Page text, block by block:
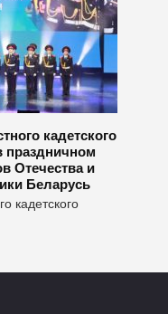
кадетского
праздничном
Отечества и
Беларусь
кадетского